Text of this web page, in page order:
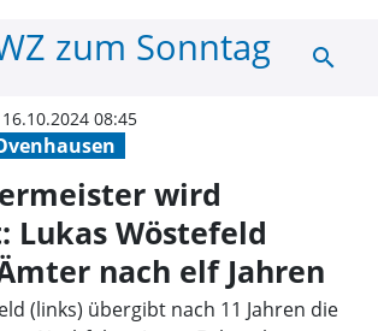
Ein search
08:45
wird
Lukas Wöstefeld
nach elf Jahren